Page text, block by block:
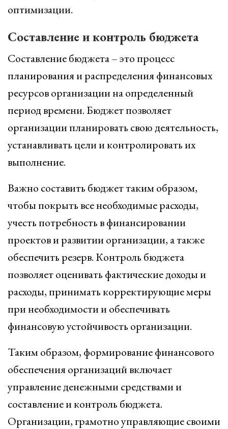
оптимизации.
Составление и контроль бюджета
Составление бюджета – это процесс
планирования и распределения финансовых
ресурсов организации на определенный
период времени. Бюджет позволяет
организации планировать свою деятельность,
устанавливать цели и контролировать их
выполнение.
Важно составить бюджет таким образом,
чтобы покрыть все необходимые расходы,
учесть потребность в финансировании
проектов и развитии организации, а также
обеспечить резерв. Контроль бюджета
позволяет оценивать фактические доходы и
расходы, принимать корректирующие меры
при необходимости и обеспечивать
финансовую устойчивость организации.
Таким образом, формирование финансового
обеспечения организаций включает
управление денежными средствами и
составление и контроль бюджета.
Организации, грамотно управляющие своими